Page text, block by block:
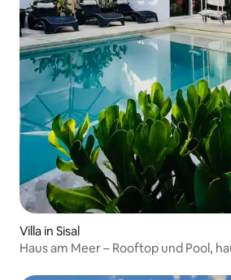
Villa in Sisal
Haus am Meer – Rooftop und Pool,